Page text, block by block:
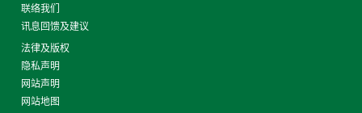
联络我们
讯息回馈及建议
法律及版权
隐私声明
网站声明
网站地图